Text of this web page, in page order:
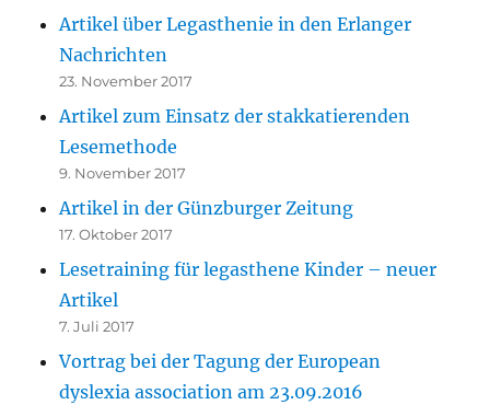
Artikel über Legasthenie in den Erlanger
Nachrichten
23. November 2017
Artikel zum Einsatz der stakkatierenden
Lesemethode
9. November 2017
Artikel in der Günzburger Zeitung
17. Oktober 2017
Lesetraining für legasthene Kinder – neuer
Artikel
7. Juli 2017
Vortrag bei der Tagung der European
dyslexia association am 23.09.2016